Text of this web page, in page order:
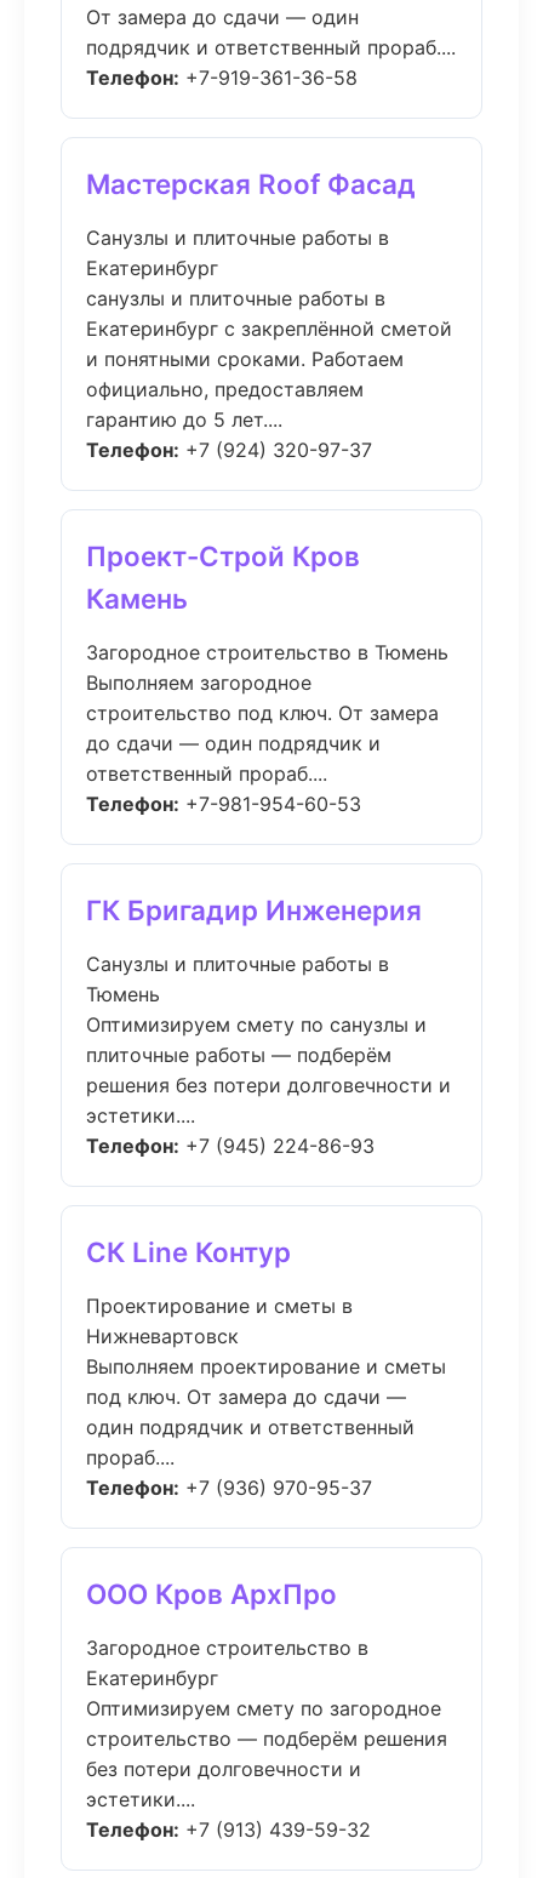
От замера до сдачи — один
подрядчик и ответственный прораб....
Телефон: +7-919-361-36-58
Мастерская Roof Фасад
Санузлы и плиточные работы в
Екатеринбург
санузлы и плиточные работы в
Екатеринбург с закреплённой сметой
и понятными сроками. Работаем
официально, предоставляем
гарантию до 5 лет....
Телефон: +7 (924) 320-97-37
Проект-Строй Кров
Камень
Загородное строительство в Тюмень
Выполняем загородное
строительство под ключ. От замера
до сдачи — один подрядчик и
ответственный прораб....
Телефон: +7-981-954-60-53
ГК Бригадир Инженерия
Санузлы и плиточные работы в
Тюмень
Оптимизируем смету по санузлы и
плиточные работы — подберём
решения без потери долговечности и
эстетики....
Телефон: +7 (945) 224-86-93
СК Line Контур
Проектирование и сметы в
Нижневартовск
Выполняем проектирование и сметы
под ключ. От замера до сдачи —
один подрядчик и ответственный
прораб....
Телефон: +7 (936) 970-95-37
ООО Кров АрхПро
Загородное строительство в
Екатеринбург
Оптимизируем смету по загородное
строительство — подберём решения
без потери долговечности и
эстетики....
Телефон: +7 (913) 439-59-32